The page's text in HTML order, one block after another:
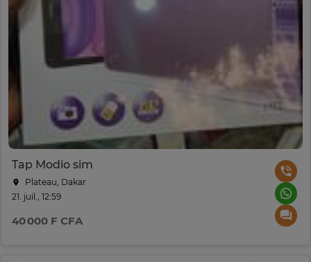
Tap Modio sim
Plateau, Dakar
21. juil., 12:59
40 000 F CFA